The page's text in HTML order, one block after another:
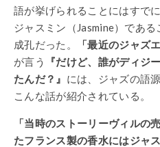
語が挙げられることにはすで
ジャスミン（Jasmine）であ
成孔だった。
「最近のジャズ
が言う
『だけど、誰がディジ
たんだ？』 には、ジャズの語
こんな話が紹介されている。
「当時のストーリーヴィルの
たフランス製の香水にはジャ